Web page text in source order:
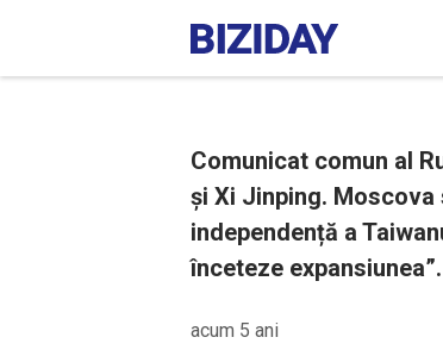
Comunicat comun al
și Xi Jinping.
independență a
înceteze expansiunea”.
acum 5 ani